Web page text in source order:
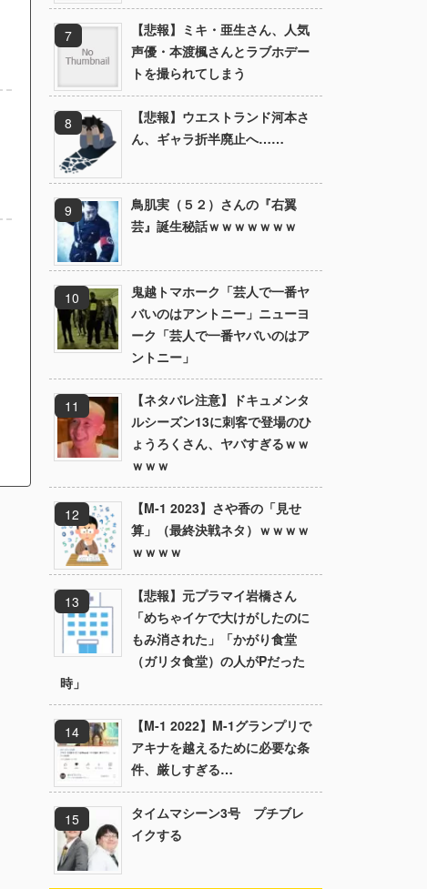
【悲報】ミキ・亜生さん、人気
声優・本渡楓さんとラブホデー
トを撮られてしまう
【悲報】ウエストランド河本さ
ん、ギャラ折半廃止へ……
鳥肌実（５２）さんの『右翼
芸』誕生秘話ｗｗｗｗｗｗｗ
鬼越トマホーク「芸人で一番ヤ
バいのはアントニー」ニューヨ
ーク「芸人で一番ヤバいのはア
ントニー」
【ネタバレ注意】ドキュメンタ
ルシーズン13に刺客で登場のひ
ょうろくさん、ヤバすぎるｗｗ
ｗｗｗ
【M-1 2023】さや香の「見せ
算」（最終決戦ネタ）ｗｗｗｗ
ｗｗｗｗ
【悲報】元プラマイ岩橋さん
「めちゃイケで大けがしたのに
もみ消された」「かがり食堂
（ガリタ食堂）の人がPだった
時」
【M-1 2022】M-1グランプリで
アキナを越えるために必要な条
件、厳しすぎる…
タイムマシーン3号 プチブレ
イクする